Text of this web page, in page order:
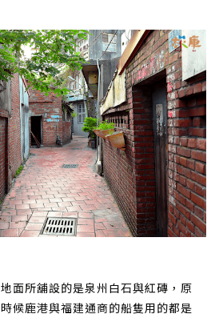
面所舖設的是泉州白石與紅磚，原
候鹿港與福建通商的船隻用的都是